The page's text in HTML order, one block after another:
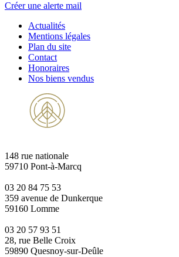
Créer une alerte mail
Actualités
Mentions légales
Plan du site
Contact
Honoraires
Nos biens vendus
148 rue nationale
59710 Pont-à-Marcq
03 20 84 75 53
359 avenue de Dunkerque
59160 Lomme
03 20 57 93 51
28, rue Belle Croix
59890 Quesnoy-sur-Deûle